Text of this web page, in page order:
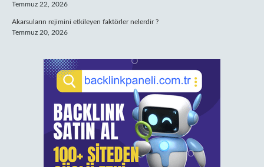
Temmuz 22, 2026
Akarsuların rejimini etkileyen faktörler nelerdir ?
Temmuz 20, 2026